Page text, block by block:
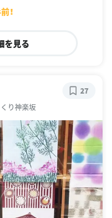
！
を見る
り神楽坂
27